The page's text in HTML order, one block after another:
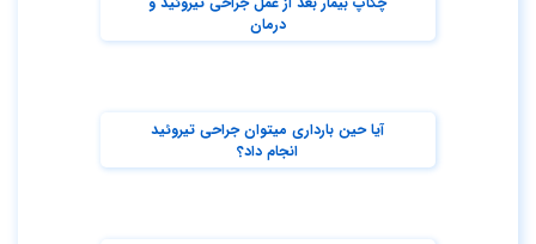
درمان
آیا حین بارداری میتوان جراحی تیروئید
انجام داد؟